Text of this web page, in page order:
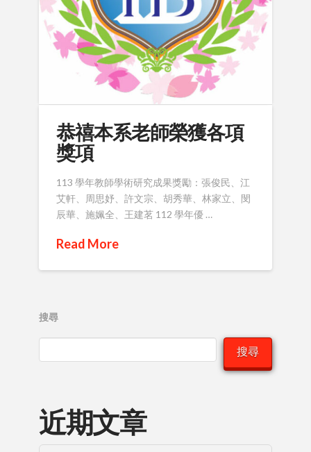
恭禧本系老師榮獲各項
獎項
113 學年教師學術研究成果獎勵：張俊民、江
艾軒、周思妤、許文宗、胡秀華、林家立、閔
辰華、施姵全、王建茗 112 學年優 …
Read More
搜尋
搜尋
近期文章